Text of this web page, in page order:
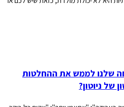
שלנו לממש את ההחלטות
של ניוטון?